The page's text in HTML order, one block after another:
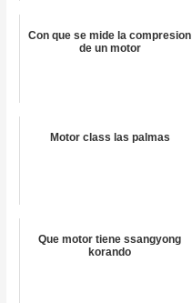
Con que se mide la compresion
de un motor
Motor class las palmas
Que motor tiene ssangyong
korando